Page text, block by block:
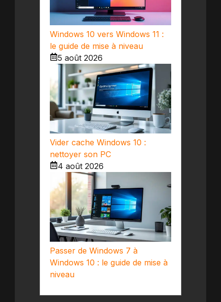
Windows 10 vers Windows 11 :
le guide de mise à niveau
5 août 2026
Vider cache Windows 10 :
nettoyer son PC
4 août 2026
Passer de Windows 7 à
Windows 10 : le guide de mise à
niveau